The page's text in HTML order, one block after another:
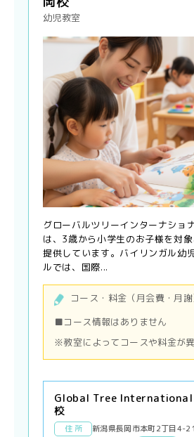
幼児教室
グローバルツリーインターナショ
は、3歳から小学生のお子様を対
提供しています。バイリンガル幼
ルでは、国際...
コース・料金（月会費・月謝
■コース情報はありません
※教室によってコースや料金が異
Global Tree International
校
住 所 新潟県長岡市本町2丁目4-